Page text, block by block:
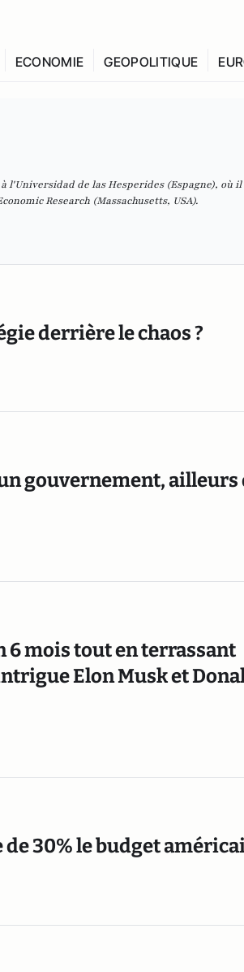
ECONOMIE GEOPOLITIQUE
l'Universidad de las Hesperides (Espagne), où
Research (Massachusetts, USA).
derrière le chaos ?
gouvernement, ailleurs
mois tout en terrassant
Elon Musk et
30% le budget